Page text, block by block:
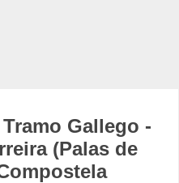
Gallego -
(Palas de